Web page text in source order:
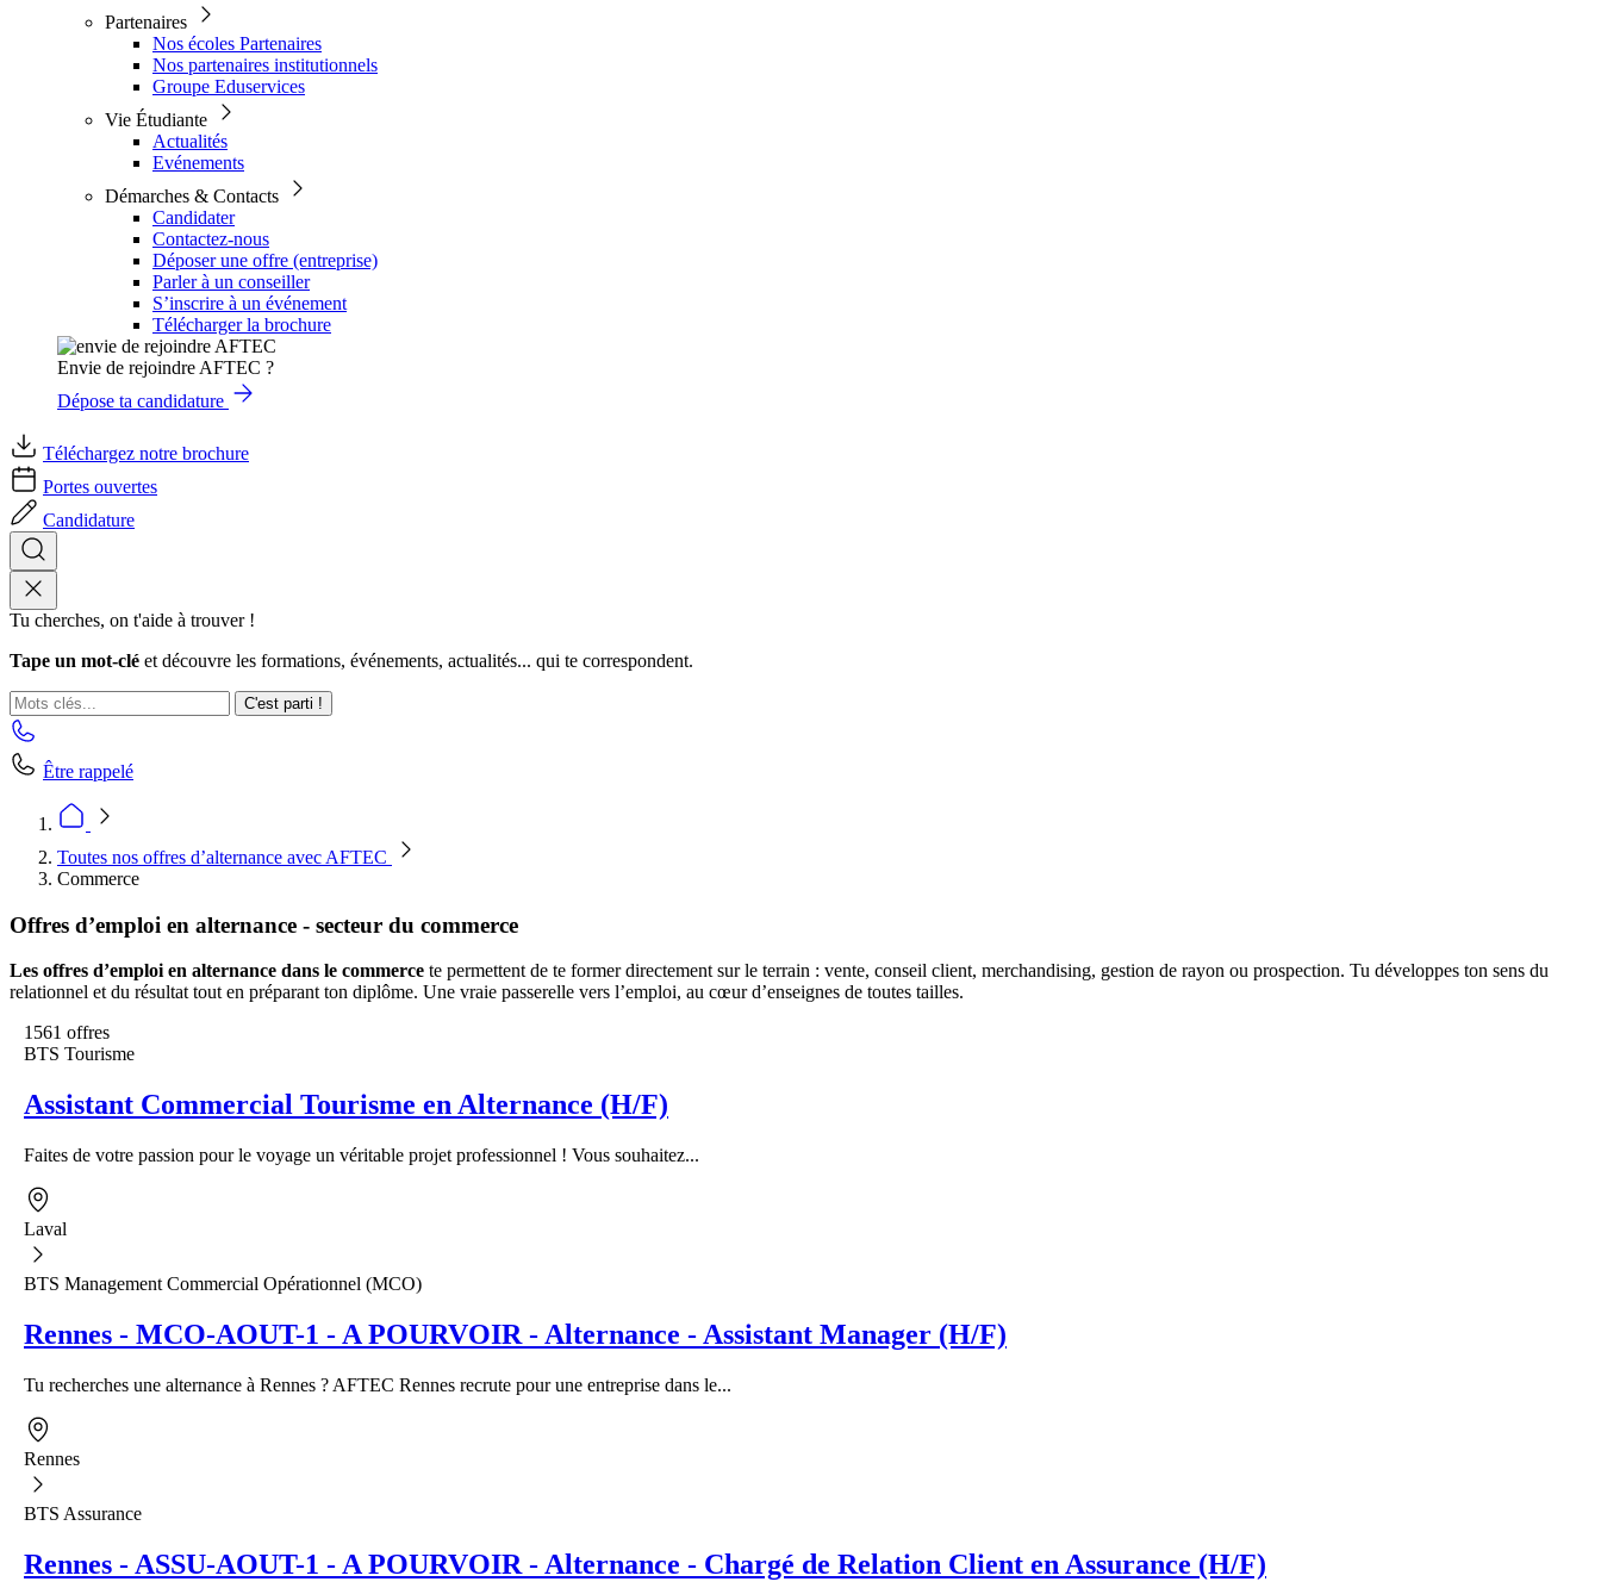
Partenaires
Nos écoles Partenaires
Nos partenaires institutionnels
Groupe Eduservices
Vie Étudiante
Actualités
Evénements
Démarches & Contacts
Candidater
Contactez-nous
Déposer une offre (entreprise)
Parler à un conseiller
S’inscrire à un événement
Télécharger la brochure
Envie de rejoindre AFTEC ?
Dépose ta candidature
Téléchargez notre brochure
Portes ouvertes
Candidature
Tu cherches, on t'aide à trouver !
Tape un mot-clé et découvre les formations, événements, actualités... qui te correspondent.
C'est parti !
Être rappelé
Toutes nos offres d’alternance avec AFTEC
Commerce
Offres d’emploi en alternance - secteur du commerce
Les offres d’emploi en alternance dans le commerce te permettent de te former directement sur le terrain : vente, conseil client, merchandising, gestion de rayon ou prospection. Tu développes ton sens du
relationnel et du résultat tout en préparant ton diplôme. Une vraie passerelle vers l’emploi, au cœur d’enseignes de toutes tailles.
1561 offres
BTS Tourisme
Assistant Commercial Tourisme en Alternance (H/F)
Faites de votre passion pour le voyage un véritable projet professionnel ! Vous souhaitez...
Laval
BTS Management Commercial Opérationnel (MCO)
Rennes - MCO-AOUT-1 - A POURVOIR - Alternance - Assistant Manager (H/F)
Tu recherches une alternance à Rennes ? AFTEC Rennes recrute pour une entreprise dans le...
Rennes
BTS Assurance
Rennes - ASSU-AOUT-1 - A POURVOIR - Alternance - Chargé de Relation Client en Assurance (H/F)